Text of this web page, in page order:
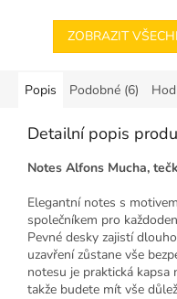
ZOBRAZIT
Popis Podobné (6)
Detailní popis
Notes Alfons Mucha,
Elegantní notes s
společníkem pro
Pevné desky zajistí
uzavření zůstane vše
notesu je praktická
takže budete mít vše